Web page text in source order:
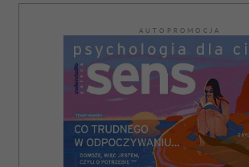
AUTOPROMOCJA